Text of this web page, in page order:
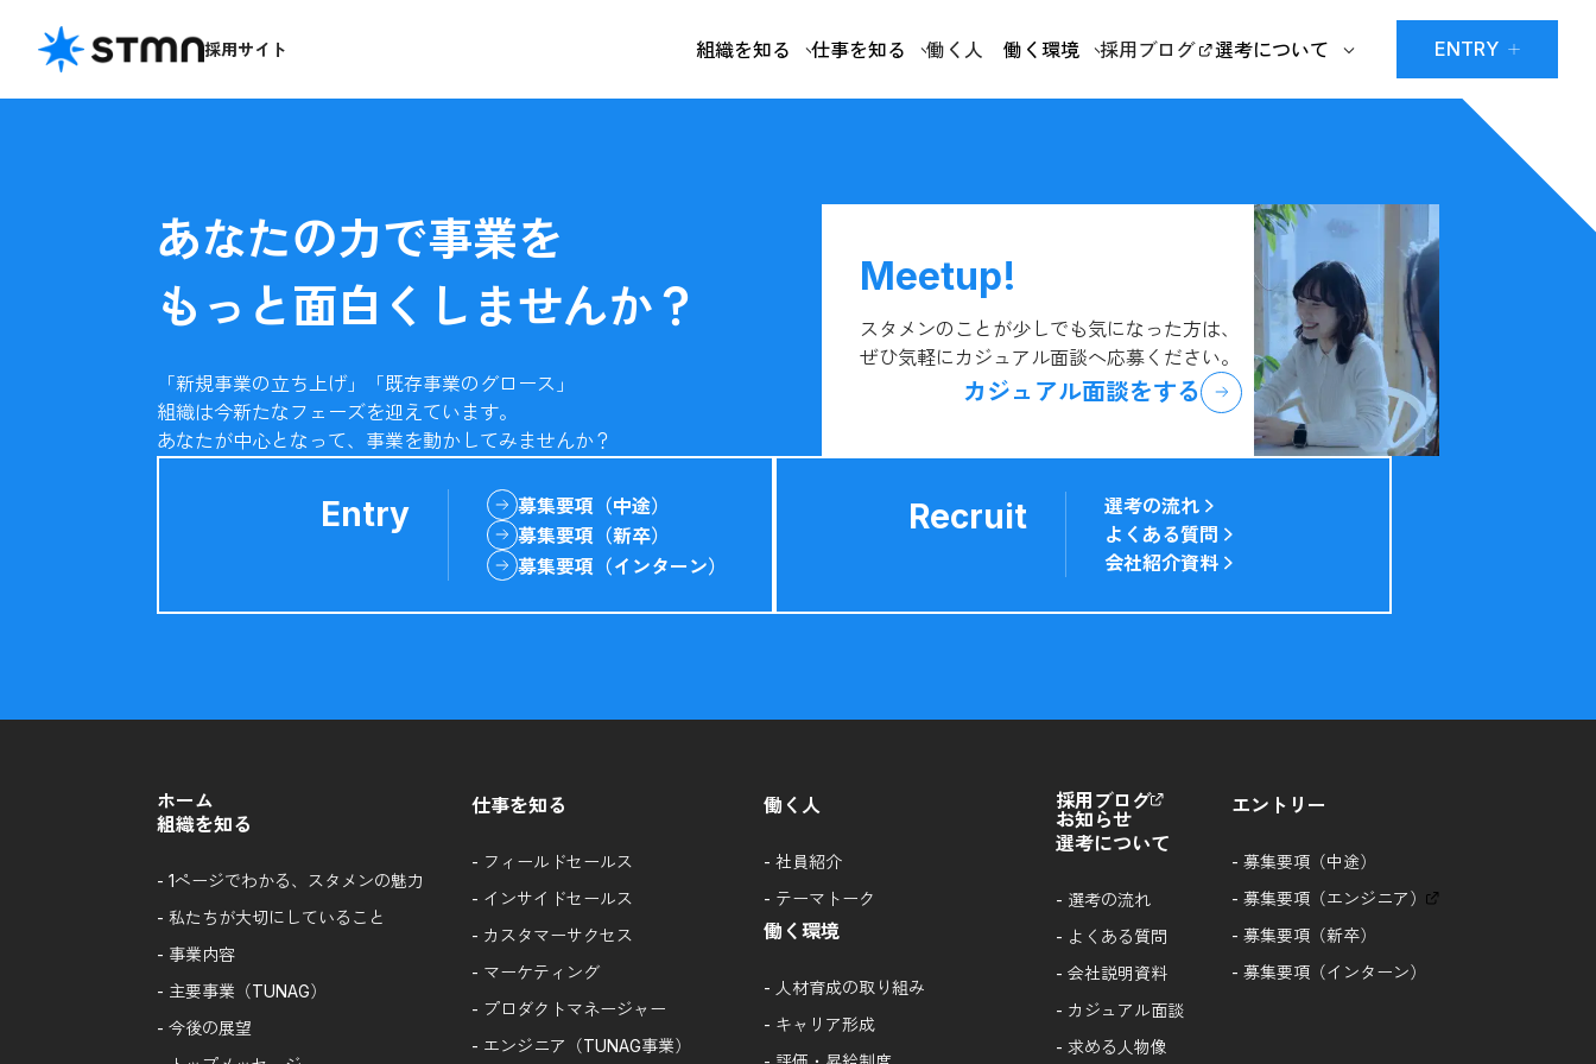
採用サイト 組織を知る 仕事を知る 働く人 働く環境 採用ブログ 選考について ENTRY
あなたの力で事業を
もっと面白くしませんか？
「新規事業の立ち上げ」「既存事業のグロース」
組織は今新たなフェーズを迎えています。
あなたが中心となって、事業を動かしてみませんか？
Meetup!
スタメンのことが少しでも気になった方は、
ぜひ気軽にカジュアル面談へ応募ください。
カジュアル面談をする
Entry
募集要項（中途）
募集要項（新卒）
募集要項（インターン）
Recruit
選考の流れ
よくある質問
会社紹介資料
ホーム
組織を知る
- 1ページでわかる、スタメンの魅力
- 私たちが大切にしていること
- 事業内容
- 主要事業（TUNAG）
- 今後の展望
仕事を知る
- フィールドセールス
- インサイドセールス
- カスタマーサクセス
- マーケティング
- プロダクトマネージャー
- エンジニア（TUNAG事業）
働く人
- 社員紹介
- テーマトーク
働く環境
- 人材育成の取り組み
- キャリア形成
採用ブログ
お知らせ
選考について
- 選考の流れ
- よくある質問
- 会社説明資料
- カジュアル面談
- 求める人物像
エントリー
- 募集要項（中途）
- 募集要項（エンジニア）
- 募集要項（新卒）
- 募集要項（インターン）